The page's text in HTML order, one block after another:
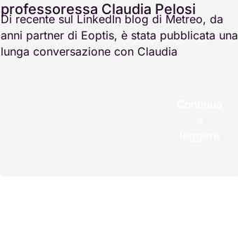
professoressa Claudia Pelosi
Di recente sul LinkedIn blog di Metreo, da
anni partner di Eoptis, è stata pubblicata una
lunga conversazione con Claudia